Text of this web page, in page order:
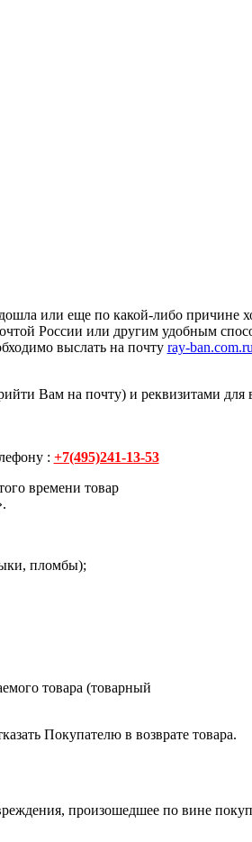
или еще по какой-либо причине
России или другим удобным
выслать на почту ray-
Вам на почту) и реквизитами для
: +7(495)241-13-53
времени товар
пломбы);
товара (товарный
Покупателю в возврате товара.
произошедшее по вине